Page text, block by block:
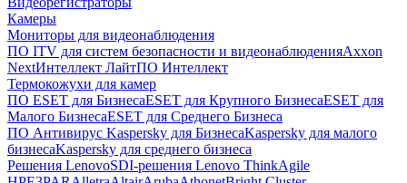
Камеры
Мониторы для видеонаблюдения
ПО ITV для систем безопасности и видеонаблюденияAxxon
NextИнтеллект ЛайтПО Интеллект
Термокожухи для камер
ПО ESET для БизнесаESET для Крупного БизнесаESET для
Малого БизнесаESET для Среднего Бизнеса
ПО Антивирус Kaspersky для БизнесаKaspersky для малого
бизнесаKaspersky для среднего бизнеса
Решения LenovoSDI-решения Lenovo ThinkAgile